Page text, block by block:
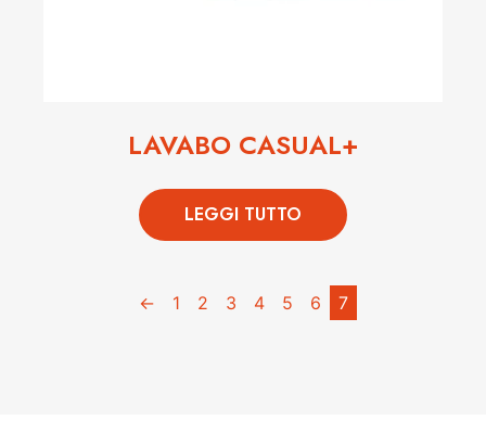
LAVABO CASUAL+
LEGGI TUTTO
← 1 2 3 4 5 6 7